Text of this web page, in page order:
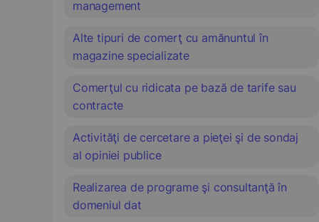
management
Alte tipuri de comerţ cu amănuntul în
magazine specializate
Comerţul cu ridicata pe bază de tarife sau
contracte
Activităţi de cercetare a pieţei şi de sondaj
al opiniei publice
Realizarea de programe şi consultanţă în
domeniul dat